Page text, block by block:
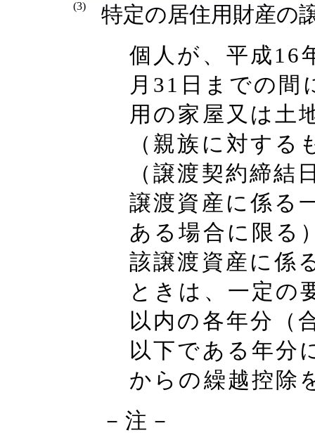
(3)
特定の居住用財産の
個人が、平成16
月31日までの間
用の家屋又は土
（親族に対す
（譲渡契約締結
譲渡資産に係る
ある場合に限る
該譲渡資産に係
ときは、一定の
以内の各年分（
以下である年分
からの繰越控除
－注－